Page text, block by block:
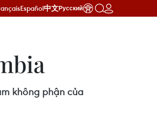
Español中文Русский
không phận của